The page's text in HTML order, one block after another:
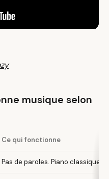
musique selon
Ce qui fonctionne
Pas de paroles. Piano classique,